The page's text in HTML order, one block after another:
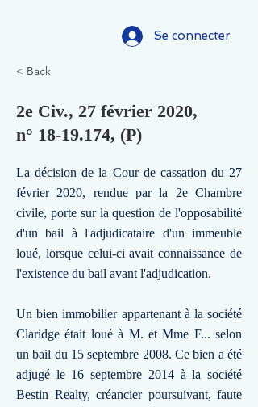
Se connecter
< Back
2e Civ., 27 février 2020,
n° 18-19.174, (P)
La décision de la Cour de cassation du 27
février 2020, rendue par la 2e Chambre
civile, porte sur la question de l'opposabilité
d'un bail à l'adjudicataire d'un immeuble
loué, lorsque celui-ci avait connaissance de
l'existence du bail avant l'adjudication.
Un bien immobilier appartenant à la société
Claridge était loué à M. et Mme F... selon
un bail du 15 septembre 2008. Ce bien a été
adjugé le 16 septembre 2014 à la société
Bestin Realty, créancier poursuivant, faute